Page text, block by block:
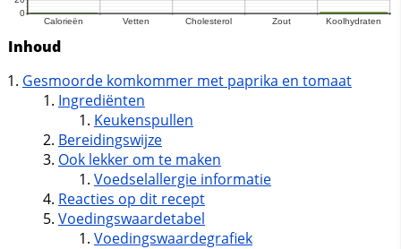
Inhoud
Gesmoorde komkommer met paprika en tomaat
Ingrediënten
Keukenspullen
Bereidingswijze
Ook lekker om te maken
Voedselallergie informatie
Reacties op dit recept
Voedingswaardetabel
Voedingswaardegrafiek